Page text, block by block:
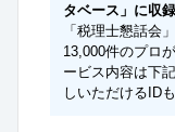
タベース」に収
「税理士懇話会
13,000件のプロ
ービス内容は下
しいただけるID